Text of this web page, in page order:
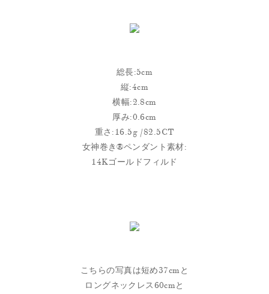
総長:5cm
縦:4cm
横幅:2.8cm
厚み:0.6cm
重さ:16.5g /82.5CT
女神巻き®︎ペンダント素材:
14Kゴールドフィルド
こちらの写真は短め37cmと
ロングネックレス60cmと